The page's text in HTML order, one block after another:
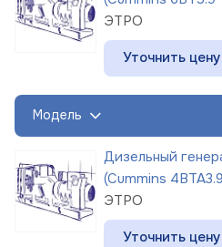
ЭТРО
Уточнить цену
Модель
Дизельный
(Cummins
ЭТРО
Уточнить цену